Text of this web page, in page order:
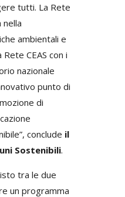
tutti. La Rete
nella
ambientali e
CEAS con i
nazionale
punto di
di
conclude il
Sostenibili.
tra le due
un programma